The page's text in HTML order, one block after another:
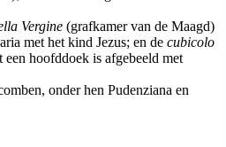
Vergine (grafkamer van de Maagd)
met het kind Jezus; en de cubicolo
een hoofddoek is afgebeeld met
onder hen Pudenziana en